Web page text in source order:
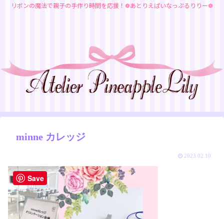
リボンの魔法で親子の手作り時間を応援！❁あとりえぱいなっぷるりりー❁
minne カレッジ
2023.02.10
Save